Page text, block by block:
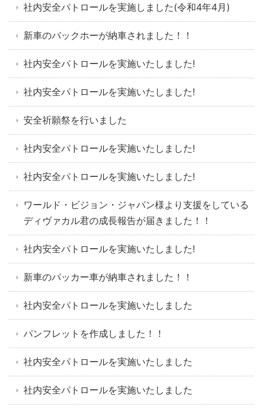
社内安全パトロールを実施しました(令和4年4月)
新車のバックホーが納車されました！！
社内安全パトロールを実施いたしました!
社内安全パトロールを実施いたしました!
安全祈願祭を行いました
社内安全パトロールを実施いたしました!
社内安全パトロールを実施いたしました!
ワールド・ビジョン・ジャパン様より支援をしている
ディヴァカル君の成長報告が届きました！！
社内安全パトロールを実施いたしました!
新車のパッカー車が納車されました！！
社内安全パトロールを実施いたしました
パンフレットを作成しました！！
社内安全パトロールを実施いたしました
社内安全パトロールを実施いたしました